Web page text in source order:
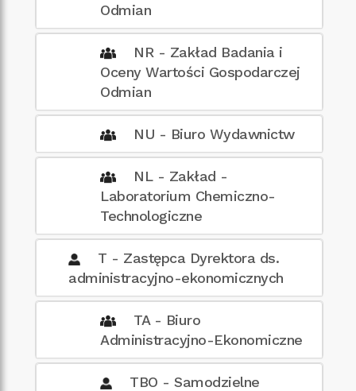
Odmian
NR - Zakład Badania i
Oceny Wartości Gospodarczej
Odmian
NU - Biuro Wydawnictw
NL - Zakład -
Laboratorium Chemiczno-
Technologiczne
T - Zastępca Dyrektora ds.
administracyjno-ekonomicznych
TA - Biuro
Administracyjno-Ekonomiczne
TBO - Samodzielne